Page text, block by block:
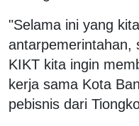
"Selama ini yang
antarpemerintahan,
KIKT kita ingin
kerja sama Kota
pebisnis dari